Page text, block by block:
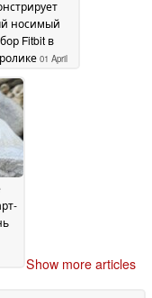
носимый
Fitbit в
01 April
2026
Show more articles